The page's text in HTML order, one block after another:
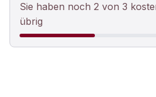
Sie haben noch 2 von 3
übrig